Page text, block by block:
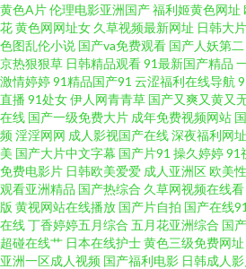
美国产亚洲色干 91国产92 91探花网址在线 日
狠操综合网 男女生互操 日韩国产综合系列 午
网 海角九色极品反差 超碰97人人超 在线不卡
视频在线网址 熟妇一区二区 欧美婷婷久久
wwwcom 91导航福利 91在线视频直播网站 精
婷美女一区 91N在线视频 国产日韩在 综合激
黄色A片伦理电影亚洲国产福利姬黄色网址
花黄色网网址女 久草视频最新网址 日韩大
色图乱伦小说 国产va免费观看 国产人妖第二
京热狠狠草 日韩精品观看91最新国产精品
激情婷婷91精品国产91 云涩福利在线导航
直播 91处女伊人网青青草 国产又爽又黄又
在线 国产一级免费大片 成年免费视频网站
频淫淫网网 成人影视国产在线深夜福利网址
美 国产大片中文字幕 国产片91 操久婷婷91
免费电影片 日韩欧美爱爱 成人亚洲区欧美
观看亚洲精品 国产热综合 久草网视频在线看
版 黄视网站在线播放 国产片自拍 国产在线91
在线丁香婷婷五月综合 五月花亚洲综合 国
超碰在线艹 日本在线护士黄色三级免费网址
亚洲一区成人视频 国产福利电影 日韩成人